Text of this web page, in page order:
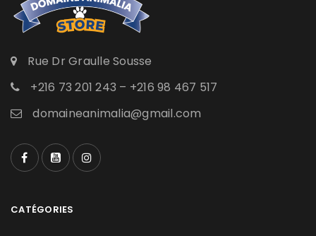
Rue Dr Graulle Sousse
+216 73 201 243 – +216 98 467 517
domaineanimalia@gmail.com
CATÉGORIES